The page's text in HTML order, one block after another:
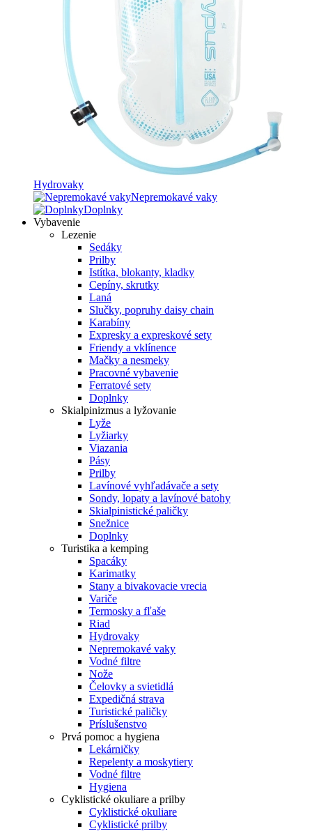
Hydrovaky
Nepremokavé vaky
Doplnky
Vybavenie
Lezenie
Sedáky
Prilby
Istítka, blokanty, kladky
Cepíny, skrutky
Laná
Slučky, popruhy daisy chain
Karabíny
Expresky a expreskové sety
Friendy a vklínence
Mačky a nesmeky
Pracovné vybavenie
Ferratové sety
Doplnky
Skialpinizmus a lyžovanie
Lyže
Lyžiarky
Viazania
Pásy
Prilby
Lavínové vyhľadávače a sety
Sondy, lopaty a lavínové batohy
Skialpinistické paličky
Snežnice
Doplnky
Turistika a kemping
Spacáky
Karimatky
Stany a bivakovacie vrecia
Variče
Termosky a fľaše
Riad
Hydrovaky
Nepremokavé vaky
Vodné filtre
Nože
Čelovky a svietidlá
Expedičná strava
Turistické paličky
Príslušenstvo
Prvá pomoc a hygiena
Lekárničky
Repelenty a moskytiery
Vodné filtre
Hygiena
Cyklistické okuliare a prilby
Cyklistické okuliare
Cyklistické prilby